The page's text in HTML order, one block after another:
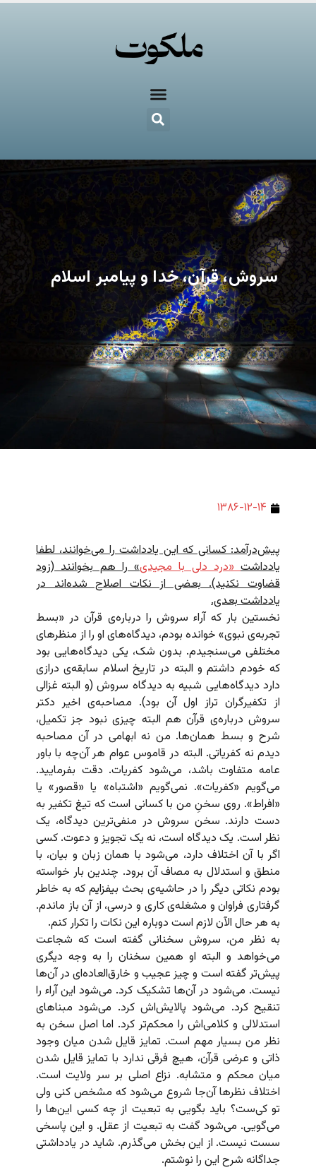
سروش، قرآن، خدا و پیامبر اسلام
۱۳۸۶-۱۲-۱۴
پیش‌درآمد: کسانی که این یادداشت را می‌خوانند، لطفا
یادداشت«درد دلی با مجیدی» را هم بخوانند (زود
قضاوت نکنید). بعضی از نکات اصلاح شده‌اند در
یادداشت بعدی.
نخستین بار که آراء سروش را درباره‌‌ی قرآن در «بسط
تجربه‌ی نبوی» خوانده بودم، دیدگاه‌های او را از منظرهای
مختلفی می‌سنجیدم. بدون شک، یکی دیدگاه‌هایی بود
که خودم داشتم و البته در تاریخ اسلام سابقه‌ی درازی
دارد دیدگاه‌هایی شبیه به دیدگاه سروش (و البته غزالی
از تکفیرگران تراز اول آن بود). مصاحبه‌ی اخیر دکتر
سروش درباره‌ی قرآن هم البته چیزی نبود جز تکمیل،
شرح و بسط همان‌ها. من نه ابهامی در آن مصاحبه
دیدم نه کفریاتی. البته در قاموس عوام هر آن‌چه با باور
عامه متفاوت باشد، می‌شود کفریات. دقت بفرمایید.
می‌گویم «کفریات». نمی‌گویم «اشتباه» یا «قصور» یا
«افراط». روی سخنِ من با کسانی است که تیغ تکفیر به
دست دارند. سخن سروش در منفی‌ترین دیدگاه،‌ یک
نظر است. یک دیدگاه است، نه یک تجویز و دعوت. کسی
اگر با آن اختلاف دارد، می‌شود با همان زبان و بیان، با
منطق و استدلال به مصاف آن برود. چندین بار خواسته
بودم نکاتی دیگر را در حاشیه‌ی بحث بیفزایم که به خاطر
گرفتاری فراوان و مشغله‌ی کاری و درسی، از آن باز ماندم.
به هر حال الآن لازم است دوباره این نکات را تکرار کنم.
به نظر من، سروش سخنانی گفته است که شجاعت
می‌خواهد و البته او همین سخنان را به وجه دیگری
پیش‌تر گفته است و چیز عجیب و خارق‌العاده‌ای در آن‌ها
نیست. می‌شود در آن‌ها تشکیک کرد. می‌شود این آراء را
تنقیح کرد. می‌شود پالایش‌اش کرد. می‌شود مبناهای
استدلالی‌ و کلامی‌اش را محکم‌تر کرد. اما اصل سخن به
نظر من بسیار مهم است. تمایز قایل شدن میان وجود
ذاتی و عرضی قرآن، هیچ فرقی ندارد با تمایز قایل شدن
میان محکم و متشابه. نزاع اصلی بر سر ولایت است.
اختلاف نظرها آن‌جا شروع می‌شود که مشخص کنی ولی
تو کی‌ست؟ باید بگویی به تبعیت از چه کسی این‌ها را
می‌گویی. می‌شود گفت به تبعیت از عقل. و این پاسخی
سست نیست. از این بخش می‌گذرم. شاید در یادداشتی
جداگانه شرح این را نوشتم.